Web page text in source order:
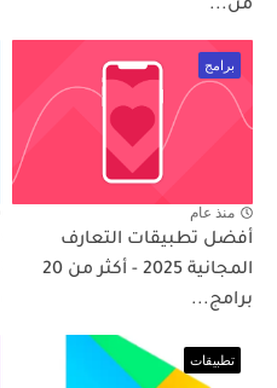
من...
برامج
منذ عام
أفضل تطبيقات التعارف
المجانية 2025 - أكثر من 20
برامج...
تطبيقات